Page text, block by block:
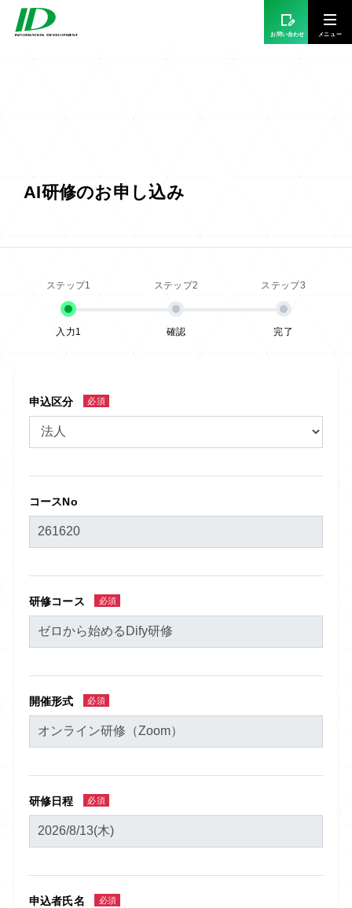
お問い合わせ
AI研修のお申し込み
入力1 確認 完了
申込区分 必須
コースNo
研修コース 必須
開催形式 必須
研修日程 必須
申込者氏名 必須